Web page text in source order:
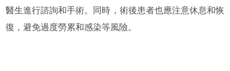
醫生進行諮詢和手術。同時，術後患者也應注意休息和恢
復，避免過度勞累和感染等風險。